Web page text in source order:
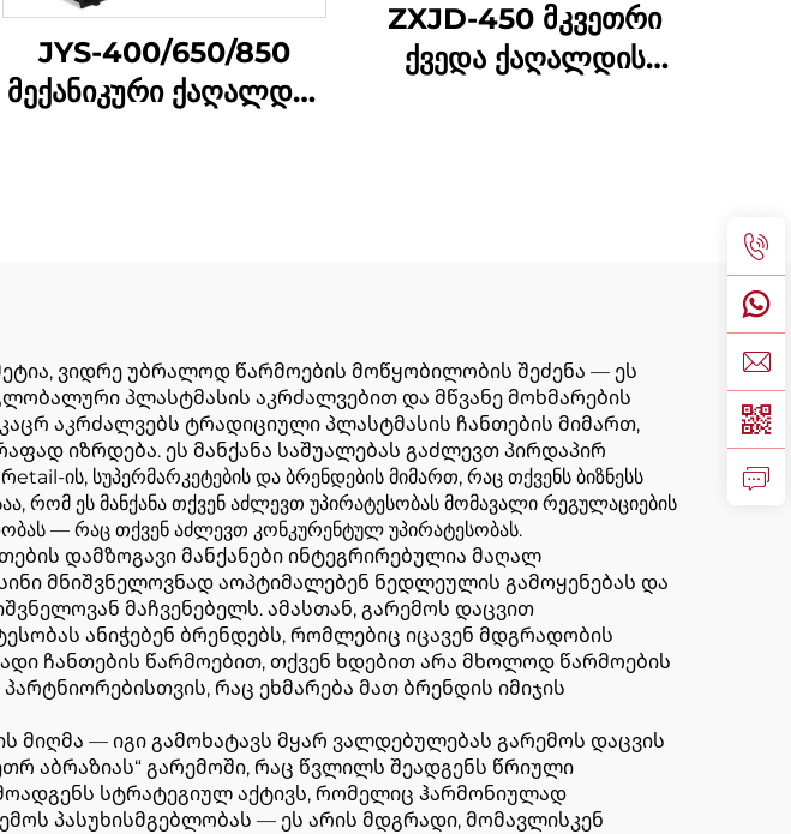
JYS-400/650/850
მექანიკური ქაღალდის
ZXJD-450 მკვეთრი
ქვედა ქაღალდის
ვიდრე უბრალოდ წარმოების მოწყობილობის შეძენა — ეს
პლასტმასის აკრძალვებით და მწვანე მოხმარების
აკრძალვებს ტრადიციული პლასტმასის ჩანთების მიმართ,
იზრდება. ეს მანქანა საშუალებას გაძლევთ პირდაპირ
სუპერმარკეტების და ბრენდების მიმართ, რაც თქვენს ბიზნესს
რომ ეს მანქანა თქვენ აძლევთ უპირატესობას მომავალი რეგულაციების
— რაც თქვენ აძლევთ კონკურენტულ უპირატესობას.
დამზოგავი მანქანები ინტეგრირებულია მაღალ
მნიშვნელოვნად აოპტიმალებენ ნედლეულის გამოყენებას და
მაჩვენებელს. ამასთან, გარემოს დაცვით
ანიჭებენ ბრენდებს, რომლებიც იცავენ მდგრადობის
ჩანთების წარმოებით, თქვენ ხდებით არა მხოლოდ წარმოების
რაც ეხმარება მათ ბრენდის იმიჯის
— იგი გამოხატავს მყარ ვალდებულებას გარემოს დაცვის
აბრაზიას“ გარემოში, რაც წვლილს შეადგენს წრიული
სტრატეგიულ აქტივს, რომელიც ჰარმონიულად
პასუხისმგებლობას — ეს არის მდგრადი, მომავლისკენ